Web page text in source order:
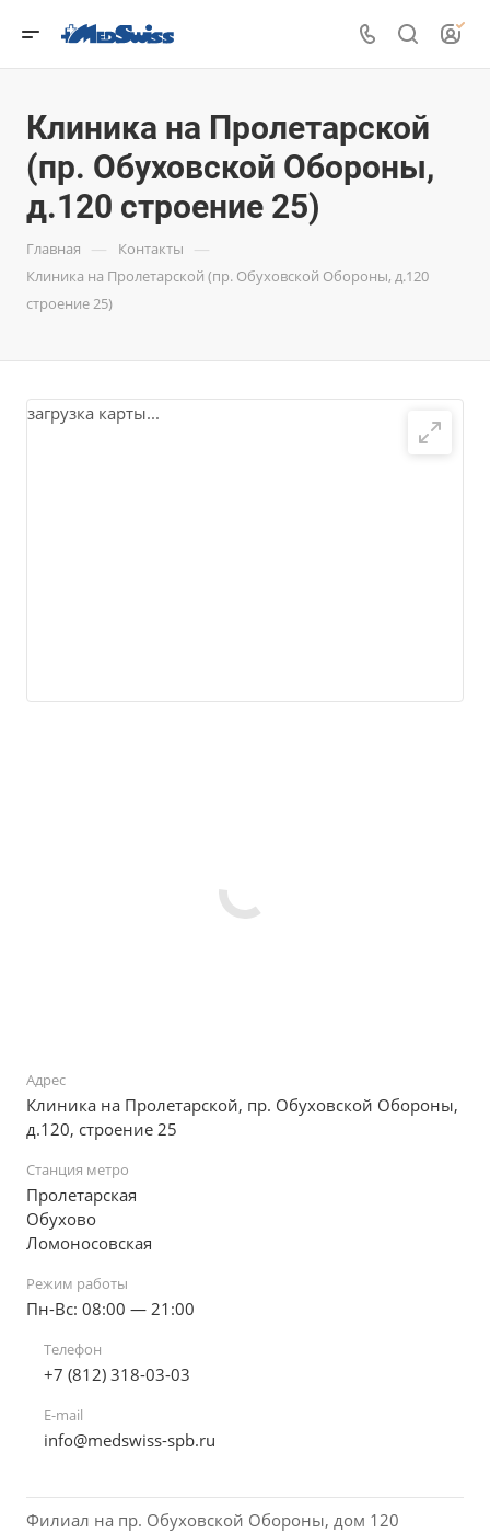
Клиника на Пролетарской
(пр. Обуховской Обороны,
д.120 строение 25)
Главная — Контакты —
Клиника на Пролетарской (пр. Обуховской Обороны, д.120
строение 25)
Адрес
Клиника на Пролетарской, пр. Обуховской Обороны,
д.120, строение 25
Станция метро
Пролетарская
Обухово
Ломоносовская
Режим работы
Пн-Вс: 08:00 — 21:00
Телефон
+7 (812) 318-03-03
E-mail
info@medswiss-spb.ru
Филиал на пр. Обуховской Обороны, дом 120
загрузка карты...